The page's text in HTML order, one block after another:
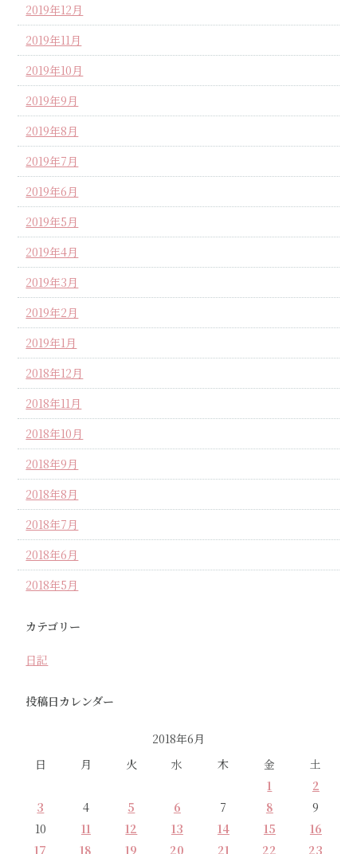
2019年12月
2019年11月
2019年10月
2019年9月
2019年8月
2019年7月
2019年6月
2019年5月
2019年4月
2019年3月
2019年2月
2019年1月
2018年12月
2018年11月
2018年10月
2018年9月
2018年8月
2018年7月
2018年6月
2018年5月
カテゴリー
日記
投稿日カレンダー
2018年6月
日
月 火 水 木 金
土
1
2
3
4 5 6 7 8
9
10
11 12 13 14 15
16
17
18 19 20 21 22 23